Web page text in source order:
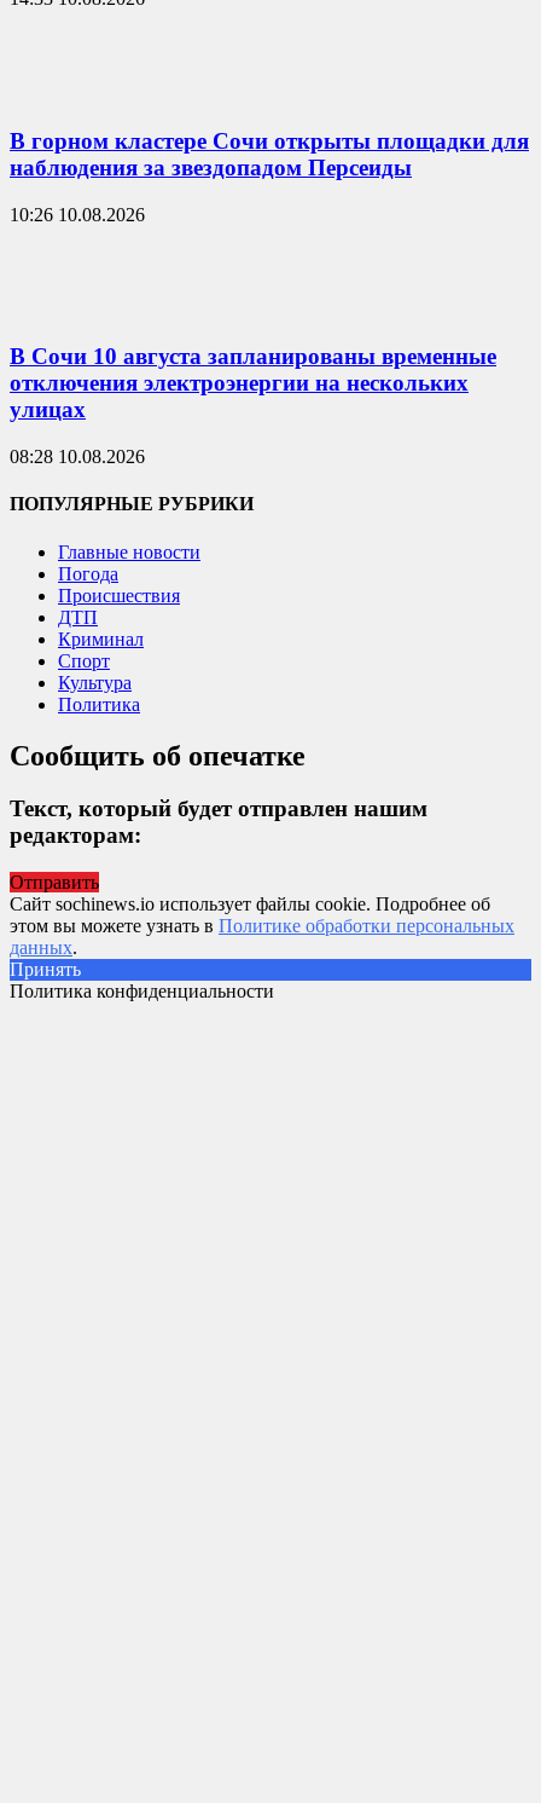
В горном кластере Сочи открыты площадки для
наблюдения за звездопадом Персеиды
10:26 10.08.2026
В Сочи 10 августа запланированы временные
отключения электроэнергии на нескольких
улицах
08:28 10.08.2026
ПОПУЛЯРНЫЕ РУБРИКИ
Главные новости
Погода
Происшествия
ДТП
Криминал
Спорт
Культура
Политика
Сообщить об опечатке
Текст, который будет отправлен нашим
редакторам:
Отправить
Сайт sochinews.io использует файлы cookie. Подробнее об
этом вы можете узнать в Политике обработки персональных
данных.
Принять
Политика конфиденциальности